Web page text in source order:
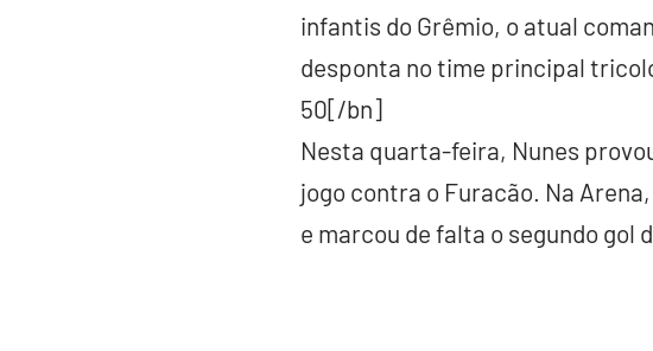
infantis do Grêmio, o atual
desponta no time principal
50[/bn]
Nesta quarta-feira, Nunes
jogo contra o Furacão. Na
e marcou de falta o segundo gol